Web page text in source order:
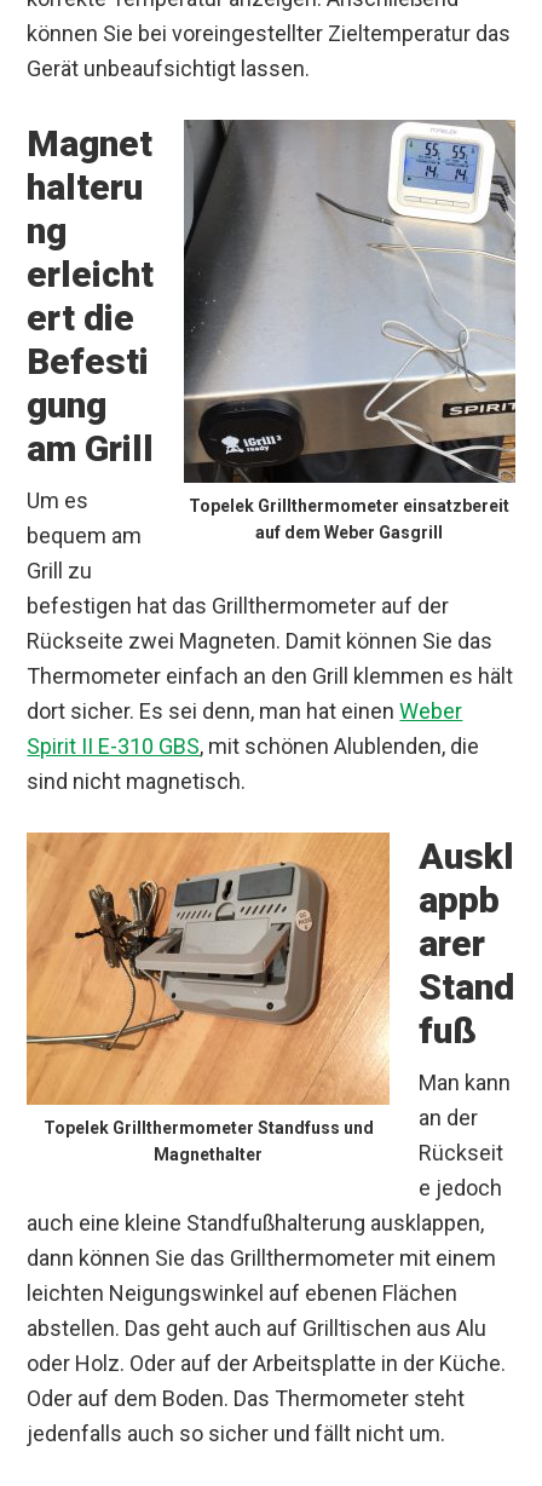
können Sie bei voreingestellter Zieltemperatur das
Gerät unbeaufsichtigt lassen.
Topelek Grillthermometer einsatzbereit
auf dem Weber Gasgrill
Magnet
halteru
ng
erleicht
ert die
Befesti
gung
am Grill
Um es
bequem am
Grill zu
befestigen hat das Grillthermometer auf der
Rückseite zwei Magneten. Damit können Sie das
Thermometer einfach an den Grill klemmen es hält
dort sicher. Es sei denn, man hat einenWeber
Spirit II E-310 GBS, mit schönen Alublenden, die
sind nicht magnetisch.
Topelek Grillthermometer Standfuss und
Magnethalter
Auskl
appb
arer
Stand
fuß
Man kann
an der
Rückseit
e jedoch
auch eine kleine Standfußhalterung ausklappen,
dann können Sie das Grillthermometer mit einem
leichten Neigungswinkel auf ebenen Flächen
abstellen. Das geht auch auf Grilltischen aus Alu
oder Holz. Oder auf der Arbeitsplatte in der Küche.
Oder auf dem Boden. Das Thermometer steht
jedenfalls auch so sicher und fällt nicht um.